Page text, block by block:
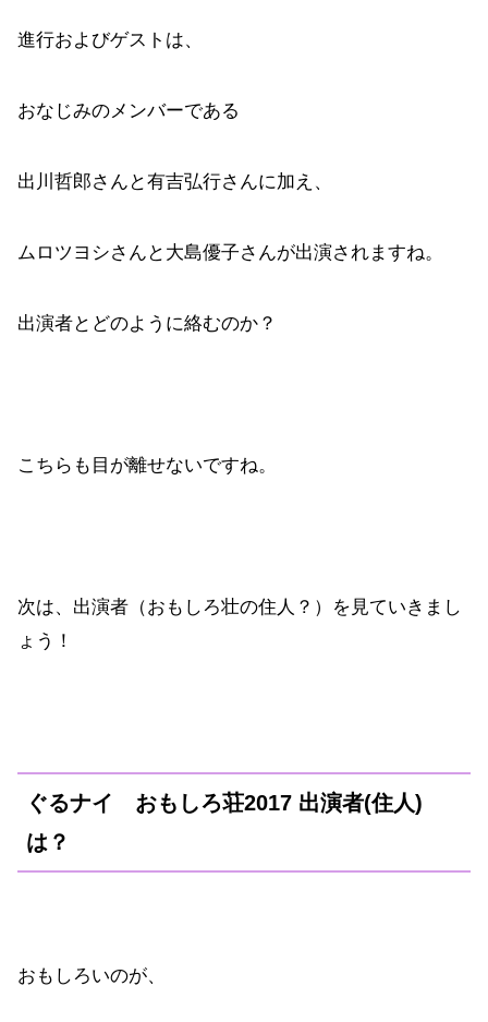
進行およびゲストは、
おなじみのメンバーである
出川哲郎さんと有吉弘行さんに加え、
ムロツヨシさんと大島優子さんが出演されますね。
出演者とどのように絡むのか？
こちらも目が離せないですね。
次は、出演者（おもしろ壮の住人？）を見ていきまし
ょう！
ぐるナイ おもしろ荘2017 出演者(住人)
は？
おもしろいのが、